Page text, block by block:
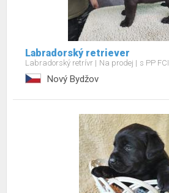
Labradorský retriever
Labradorský retrívr Na prodej s PP FCI
Nový Bydžov